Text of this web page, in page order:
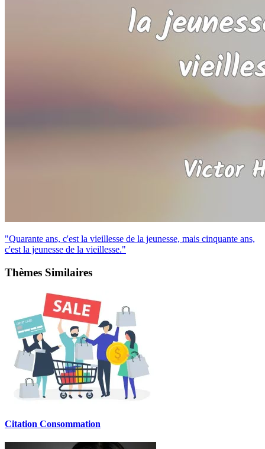
"Quarante ans, c'est la vieillesse de la jeunesse, mais cinquante ans,
c'est la jeunesse de la vieillesse."
Thèmes Similaires
Citation Consommation